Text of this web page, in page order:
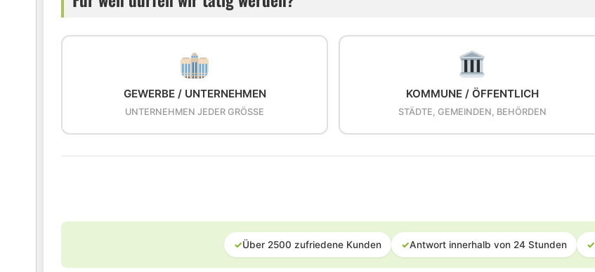
GEWERBE / UNTERNEHMEN
UNTERNEHMEN JEDER GRÖSSE
KOMMUNE / ÖFFENTLICH
STÄDTE, GEMEINDEN, BEHÖRDEN
✓Über 2500 zufriedene Kunden ✓Antwort innerhalb von 24 Stunden ✓